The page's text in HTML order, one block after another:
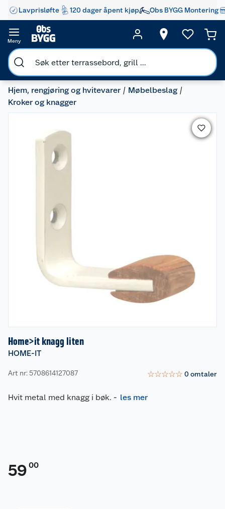
Lavprisløfte 120 dager åpent kjøp Obs BYGG Montering
Meny
Hjem, rengjøring og hvitevarer
Møbelbeslag
Kroker og knagger
Home>it knagg liten
HOME-IT
Art nr: 5708614127087 ☆☆☆☆☆ 0omtaler
Hvit metal med knagg i bøk. - les mer
59 00